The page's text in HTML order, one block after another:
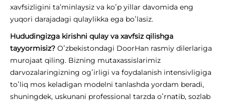
xavfsizligini ta’minlaysiz va koʻp yillar davomida eng
yuqori darajadagi qulaylikka ega boʻlasiz.
Hududingizga kirishni qulay va xavfsiz qilishga
tayyormisiz? Oʻzbekistondagi DoorHan rasmiy dilerlariga
murojaat qiling. Bizning mutaxassislarimiz
darvozalaringizning ogʻirligi va foydalanish intensivligiga
toʻliq mos keladigan modelni tanlashda yordam beradi,
shuningdek, uskunani professional tarzda oʻrnatib, sozlab